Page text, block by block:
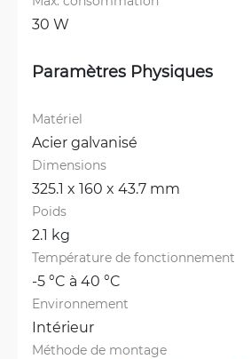
30 W
Paramètres Physiques
Matériel
Acier galvanisé
Dimensions
325.1 x 160 x 43.7 mm
Poids
2.1 kg
Température de fonctionnement
-5 °C à 40 °C
Environnement
Intérieur
Méthode de montage